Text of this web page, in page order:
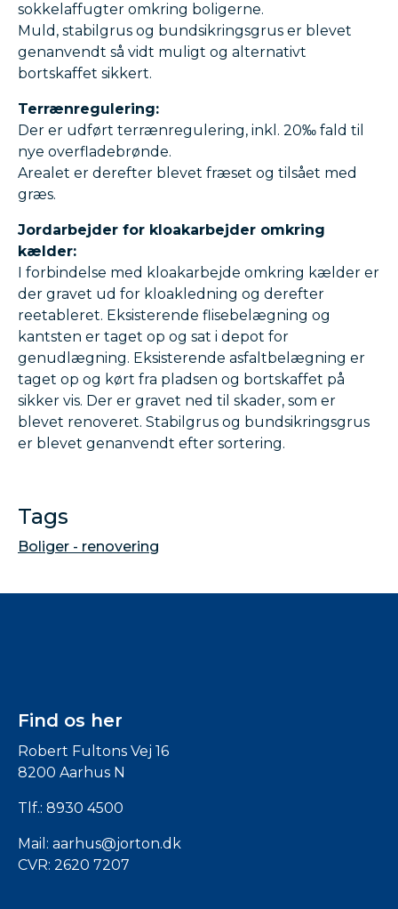
sokkelaffugter omkring boligerne.
Muld, stabilgrus og bundsikringsgrus er blevet
genanvendt så vidt muligt og alternativt
bortskaffet sikkert.
Terrænregulering:
Der er udført terrænregulering, inkl. 20‰ fald til
nye overfladebrønde.
Arealet er derefter blevet fræset og tilsået med
græs.
Jordarbejder for kloakarbejder omkring
kælder:
I forbindelse med kloakarbejde omkring kælder er
der gravet ud for kloakledning og derefter
reetableret. Eksisterende flisebelægning og
kantsten er taget op og sat i depot for
genudlægning. Eksisterende asfaltbelægning er
taget op og kørt fra pladsen og bortskaffet på
sikker vis. Der er gravet ned til skader, som er
blevet renoveret. Stabilgrus og bundsikringsgrus
er blevet genanvendt efter sortering.
Tags
Boliger - renovering
Find os her
Robert Fultons Vej 16
8200 Aarhus N
Tlf.: 8930 4500
Mail: aarhus@jorton.dk
CVR: 2620 7207